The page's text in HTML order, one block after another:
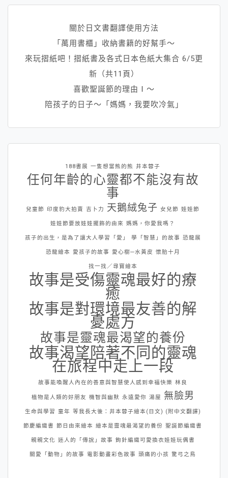
關於日文書翻譯使用方法
「萬用書櫃」收納書籍的好幫手～
來玩摺紙吧！摺紙書及各式日本色紙大集合 6/5更
新（共11頁）
喜歡聖誕節的理由Ⅰ～
陪孩子的日子～「媽媽，我要吹冷氣」
188書展 一隻想當熊的熊 井本蓉子
任何年齡的心靈都不能沒有故
事
兒童節 印度豹大拍賣 吉卜力 天鵝絨兔子 女兒節 娃娃節
娃娃節要放娃娃擺飾的由來 媽媽，你愛我嗎？
孩子的出生，是為了讓大人學習「愛」 學「智慧」的故事 恐龍展
恐龍繪本 愛孩子的故事 愛心樹─水黃皮 懷胎十月
找一找／尋寶繪本
故事是受傷靈魂最好的療
癒
故事是對環境最友善的解
憂處方
故事是靈魂最渴望的養份
故事渴望陪著不同的靈魂
在旅程中走上一段
故事能喚醒人內在的善意與智慧使人感到幸福快樂 林良
植物是人類的好朋友 機智與幽默 永遠愛你 湯屋 無臉男
生命與學習 童年 等我長大後：井本蓉子繪本(日文) (附中文翻譯)
節慶編織書 節日由來繪本 繪本是靈魂最渴望的養份 聖誕節編織書
親親文化 迷人的「傳說」故事 鉤針編織可愛換衣娃娃玩偶書
關愛「動物」的故事 電影動畫彩色故事 頭痛的小孩 驚弓之鳥